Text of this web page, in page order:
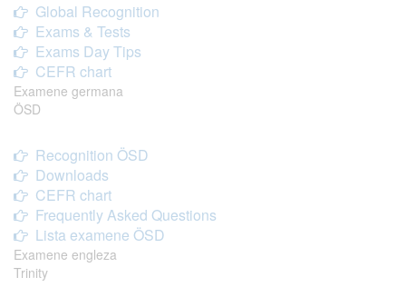
Global Recognition
Exams & Tests
Exams Day Tips
CEFR chart
Examene germana
ÖSD
Recognition ÖSD
Downloads
CEFR chart
Frequently Asked Questions
Lista examene ÖSD
Examene engleza
Trinity